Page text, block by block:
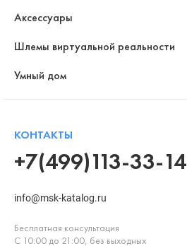
Аксессуары
Шлемы виртуальной реальности
Умный дом
КОНТАКТЫ
+7(499)113-33-14
info@msk-katalog.ru
Бесплатная консультация
С 10:00 до 21:00, без выходных